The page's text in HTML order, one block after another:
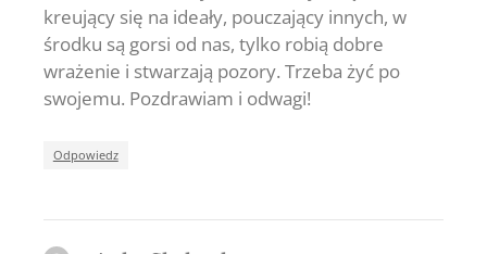
kreujący się na ideały, pouczający innych, w
środku są gorsi od nas, tylko robią dobre
wrażenie i stwarzają pozory. Trzeba żyć po
swojemu. Pozdrawiam i odwagi!
Odpowiedz